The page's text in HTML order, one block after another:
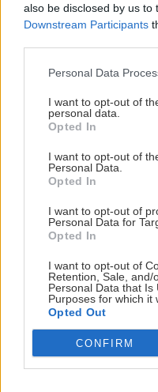
also be disclosed by us to
Downstream Participants
Personal Data
I want to opt-out of
personal data.
Opted In
I want to opt-out of
Personal Data.
Opted In
I want to opt-out of
Personal Data for
Opted In
I want to opt-out of
Retention, Sale, and/
Personal Data that Is
Purposes for which it
Opted Out
CONFIRM